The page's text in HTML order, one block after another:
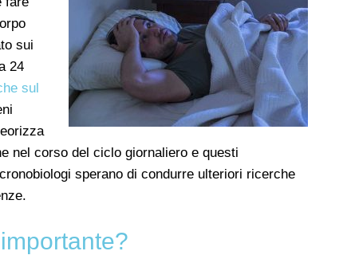
sui
24
sul
nel corso del ciclo giornaliero e questi
sperano di condurre ulteriori ricerche